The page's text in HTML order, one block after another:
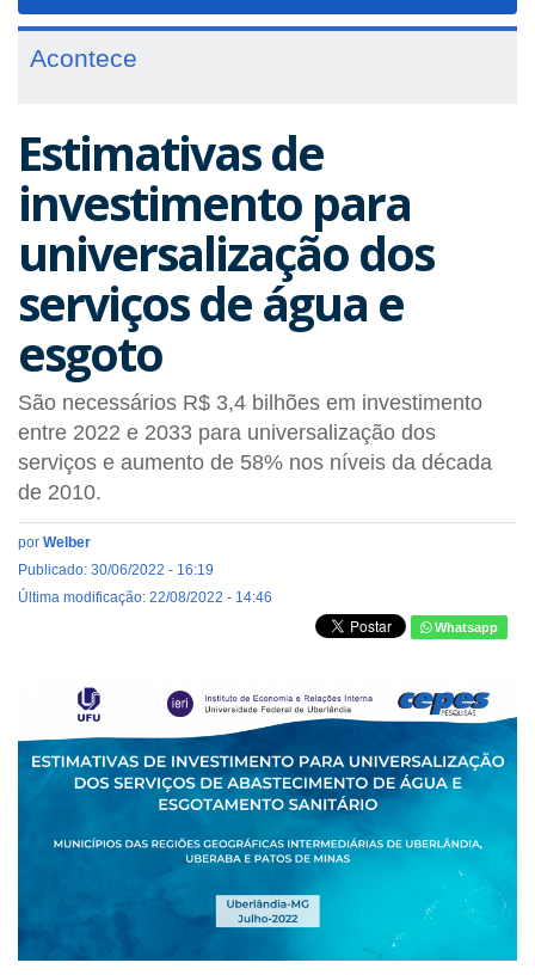
Acontece
Estimativas de
investimento para
universalização dos
serviços de água e
esgoto
São necessários R$ 3,4 bilhões em investimento
entre 2022 e 2033 para universalização dos
serviços e aumento de 58% nos níveis da década
de 2010.
por Welber
Publicado: 30/06/2022 - 16:19
Última modificação: 22/08/2022 - 14:46
Whatsapp